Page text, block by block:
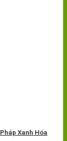
Xanh Hóa